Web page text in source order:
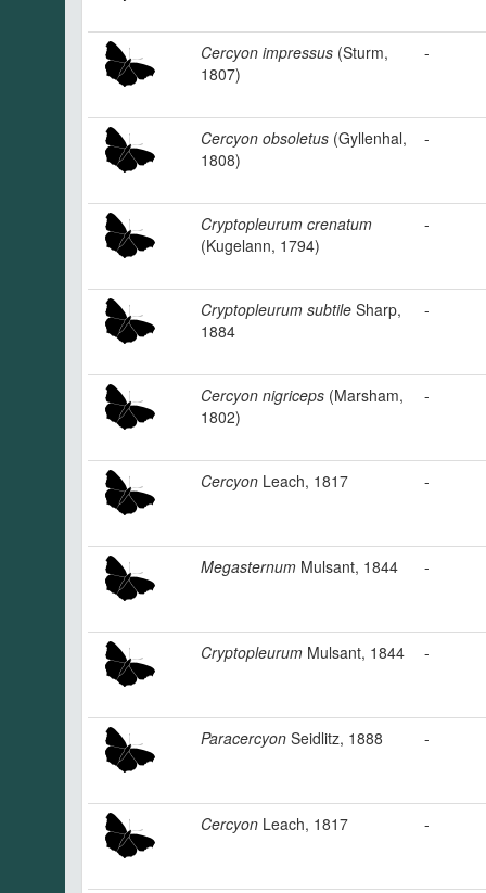
Cercyon impressus (Sturm,
1807)
-
Cercyon obsoletus (Gyllenhal,
1808)
-
Cryptopleurum crenatum
(Kugelann, 1794)
-
Cryptopleurum subtile Sharp,
1884
-
Cercyon nigriceps (Marsham,
1802)
-
Cercyon Leach, 1817 -
Megasternum Mulsant, 1844 -
Cryptopleurum Mulsant, 1844 -
Paracercyon Seidlitz, 1888 -
Cercyon Leach, 1817 -